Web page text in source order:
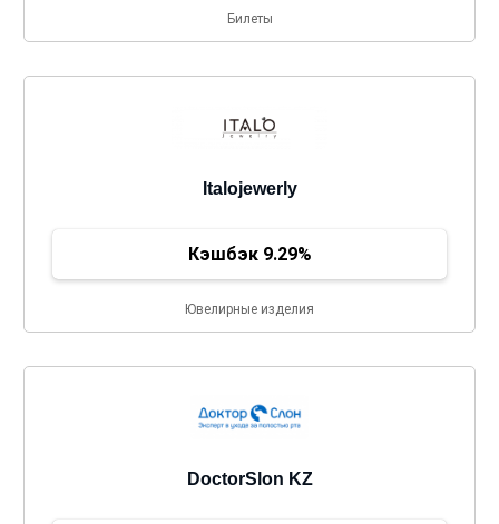
Билеты
Italojewerly
Кэшбэк 9.29%
Ювелирные изделия
DoctorSlon KZ